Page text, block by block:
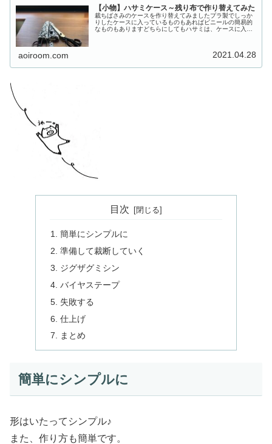
【小物】ハサミケース～残り布で作り替えてみた
裁ちばさみのケースを作り替えてみましたプラ製でしっか
りしたケースに入っているものもあればビニールの簡易的
なものもありますどちらにしてもハサミは、ケースに入れ
aoiroom.com 2021.04.28
目次
簡単にシンプルに
準備して裁断していく
ジグザグミシン
バイヤステープ
失敗する
仕上げ
まとめ
簡単にシンプルに
形はいたってシンプル♪
また、作り方も簡単です。